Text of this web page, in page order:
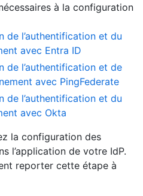
à la configuration
de l’authentification et du
avec Entra ID
de l’authentification et de
avec PingFederate
de l’authentification et du
avec Okta
la configuration des
l’application de votre IdP.
reporter cette étape à